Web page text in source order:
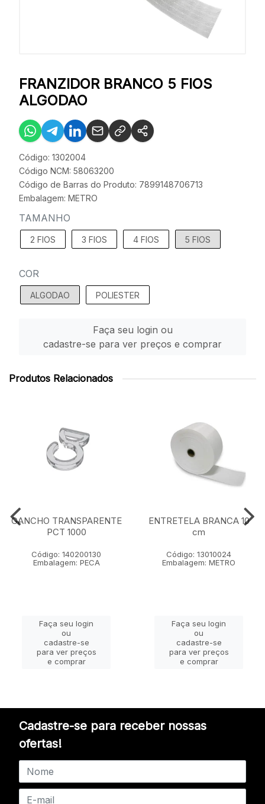
FRANZIDOR BRANCO 5 FIOS
ALGODAO
Código: 1302004
Código NCM: 58063200
Código de Barras do Produto: 7899148706713
Embalagem: METRO
TAMANHO
2 FIOS 3 FIOS 4 FIOS 5 FIOS
COR
ALGODAO POLIESTER
Faça seu login ou
cadastre-se para ver preços e comprar
Produtos Relacionados
GANCHO TRANSPARENTE
PCT 1000
Código: 140200130
Embalagem: PECA
Faça seu login
ou
cadastre-se
para ver preços
e comprar
ENTRETELA BRANCA 10
cm
Código: 13010024
Embalagem: METRO
Faça seu login
ou
cadastre-se
para ver preços
e comprar
Cadastre-se para receber nossas
ofertas!